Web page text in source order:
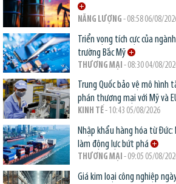
NĂNG LƯỢNG - 08:58 06/08/
Triển vọng tích cực của
trường Bắc Mỹ
THƯƠNG MẠI - 08:30 04/08/
Trung Quốc bảo vệ mô
phán thương mại với Mỹ và
KINH TẾ- 10:43 05/08/2026
Nhập khẩu hàng hóa từ
làm động lực bứt phá
THƯƠNG MẠI - 09:05 05/08/
Giá kim loại công nghiệp